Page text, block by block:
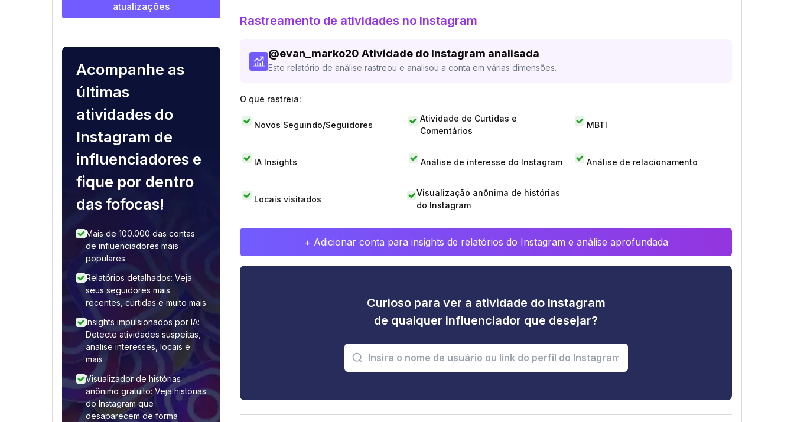
atualizações
Acompanhe as
últimas
atividades do
Instagram de
influenciadores e
fique por dentro
das fofocas!
Mais de 100.000 das contas
de influenciadores mais
populares
Relatórios detalhados: Veja
seus seguidores mais
recentes, curtidas e muito mais
Insights impulsionados por IA:
Detecte atividades suspeitas,
analise interesses, locais e
mais
Visualizador de histórias
anônimo gratuito: Veja histórias
do Instagram que
desaparecem de forma
Rastreamento de atividades no Instagram
@evan_marko20 Atividade do Instagram analisada
Este relatório de análise rastreou e analisou a conta em várias dimensões.
O que rastreia:
Novos Seguindo/Seguidores
Atividade de Curtidas e
Comentários
MBTI
IA Insights Análise de interesse do Instagram Análise de relacionamento
Locais visitados
Visualização anônima de histórias
do Instagram
+ Adicionar conta para insights de relatórios do Instagram e análise aprofundada
Curioso para ver a atividade do Instagram
de qualquer influenciador que desejar?